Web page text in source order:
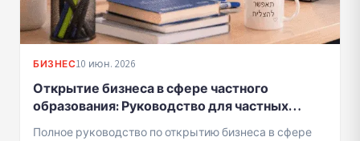
БИЗНЕС10 июн. 2026
Открытие бизнеса в сфере частного
образования: Руководство для частных
учителей, лекторов и тренеров в Израиле
Полное руководство по открытию бизнеса в сфере